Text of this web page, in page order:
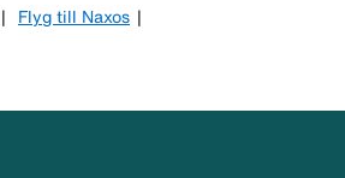
Flyg till Naxos